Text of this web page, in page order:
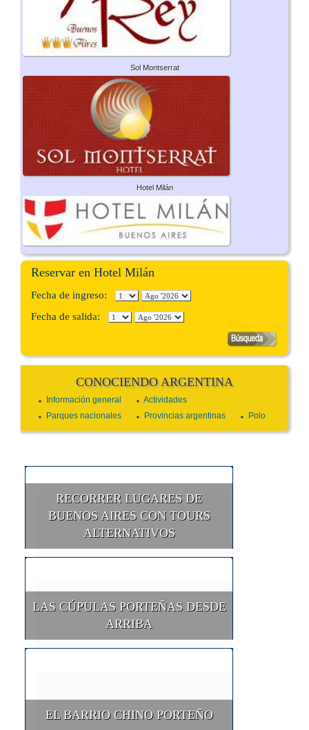
Sol Montserrat
Hotel Milán
Reservar en Hotel Milán
Fecha de ingreso:
Fecha de salida:
CONOCIENDO ARGENTINA
Información general
Actividades
Parques nacionales
Provincias argentinas Polo
RECORRER LUGARES DE
BUENOS AIRES CON TOURS
ALTERNATIVOS
LAS CÚPULAS PORTEÑAS DESDE
ARRIBA
EL BARRIO CHINO PORTEÑO